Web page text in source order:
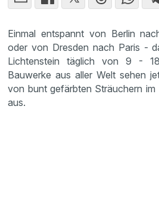
Einmal entspannt von Berlin
oder von Dresden nach Paris -
Lichtenstein täglich von 9 -
Bauwerke aus aller Welt sehen
von bunt gefärbten Sträuchern
aus.